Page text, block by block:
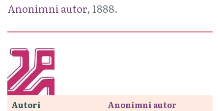
Anonimni autor, 1888.
Autori
Anonimni autor